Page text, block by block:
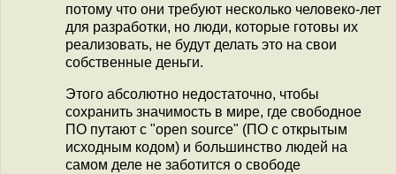
потому что они требуют несколько человеко-лет
для разработки, но люди, которые готовы их
реализовать, не будут делать это на свои
собственные деньги.
Этого абсолютно недостаточно, чтобы
сохранить значимость в мире, где свободное
ПО путают с "open source" (ПО с открытым
исходным кодом) и большинство людей на
самом деле не заботится о свободе